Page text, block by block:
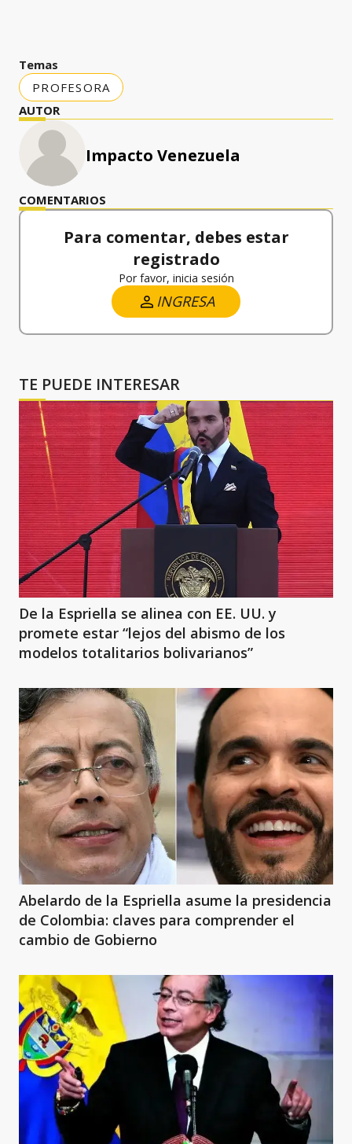
Temas
PROFESORA
AUTOR
Impacto Venezuela
COMENTARIOS
Para comentar, debes estar
registrado
Por favor, inicia sesión
INGRESA
TE PUEDE INTERESAR
De la Espriella se alinea con EE. UU. y
promete estar “lejos del abismo de los
modelos totalitarios bolivarianos”
Abelardo de la Espriella asume la presidencia
de Colombia: claves para comprender el
cambio de Gobierno